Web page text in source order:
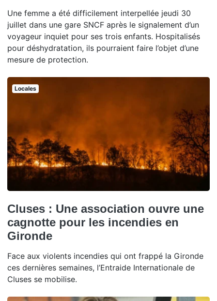
Une femme a été difficilement interpellée jeudi 30
juillet dans une gare SNCF après le signalement d’un
voyageur inquiet pour ses trois enfants. Hospitalisés
pour déshydratation, ils pourraient faire l’objet d’une
mesure de protection.
Locales
Cluses : Une association ouvre une
cagnotte pour les incendies en
Gironde
Face aux violents incendies qui ont frappé la Gironde
ces dernières semaines, l’Entraide Internationale de
Cluses se mobilise.